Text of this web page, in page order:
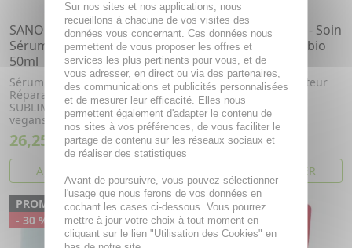
SANOFLORE Sublima -
Sérum cuir chevelu bio
50ml
Sérum Cuir Chevelu
Réparateur Fortifiant
SUBLIMA aux Collagènes
vegans
26,25€ 37,50€
AJOUTER AU PANIER
SANOFLORE Sublima - Soin
longeurs réparateur bio
50ml
Soin Longueurs Réparateur
aux Collagènes vegans,
18,21€ 26,02€
AJOUTER AU PANIER
PROMO
- 30 %
Sur nos sites et nos applications, nous
recueillons à chacune de vos visites des
données vous concernant. Ces données nous
permettent de vous proposer les offres et
services les plus pertinents pour vous, et de
vous adresser, en direct ou via des partenaires,
des communications et publicités personnalisées
et de mesurer leur efficacité. Elles nous
permettent également d'adapter le contenu de
nos sites à vos préférences, de vous faciliter le
partage de contenu sur les réseaux sociaux et
de réaliser des statistiques
Avant de poursuivre, vous pouvez sélectionner
l'usage que nous ferons de vos données en
cochant les cases ci-dessous. Vous pourrez
mettre à jour votre choix à tout moment en
cliquant sur le lien "Utilisation des Cookies" en